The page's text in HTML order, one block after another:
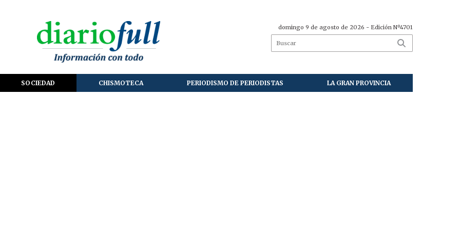
domingo 9 de agosto de 2026 - Edición Nº4701
SOCIEDAD CHISMOTECA PERIODISMO DE PERIODISTAS LA GRAN PROVINCIA